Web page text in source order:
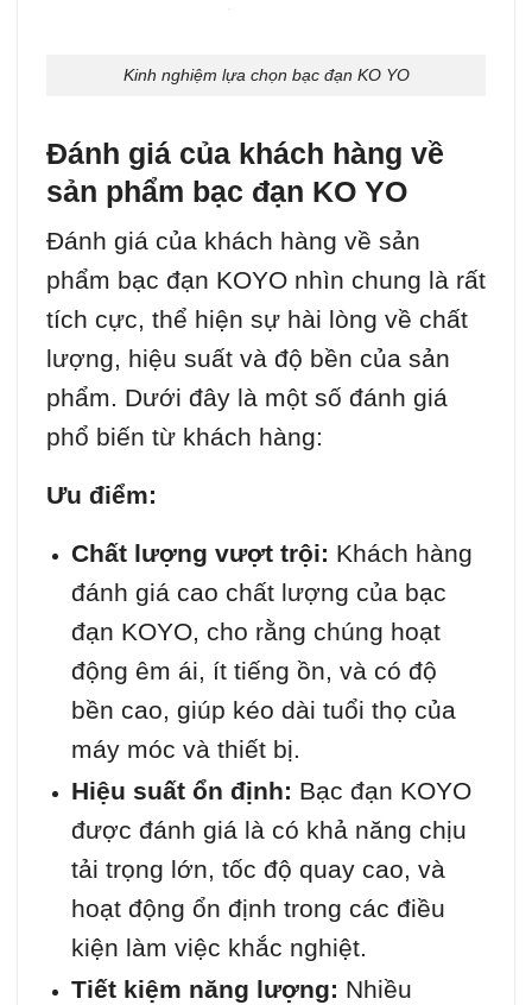
Kinh nghiệm lựa chọn bạc đạn KO YO
Đánh giá của khách hàng về
sản phẩm bạc đạn KO YO
Đánh giá của khách hàng về sản
phẩm bạc đạn KOYO nhìn chung là rất
tích cực, thể hiện sự hài lòng về chất
lượng, hiệu suất và độ bền của sản
phẩm. Dưới đây là một số đánh giá
phổ biến từ khách hàng:
Ưu điểm:
Chất lượng vượt trội: Khách hàng
đánh giá cao chất lượng của bạc
đạn KOYO, cho rằng chúng hoạt
động êm ái, ít tiếng ồn, và có độ
bền cao, giúp kéo dài tuổi thọ của
máy móc và thiết bị.
Hiệu suất ổn định: Bạc đạn KOYO
được đánh giá là có khả năng chịu
tải trọng lớn, tốc độ quay cao, và
hoạt động ổn định trong các điều
kiện làm việc khắc nghiệt.
Tiết kiệm năng lượng: Nhiều